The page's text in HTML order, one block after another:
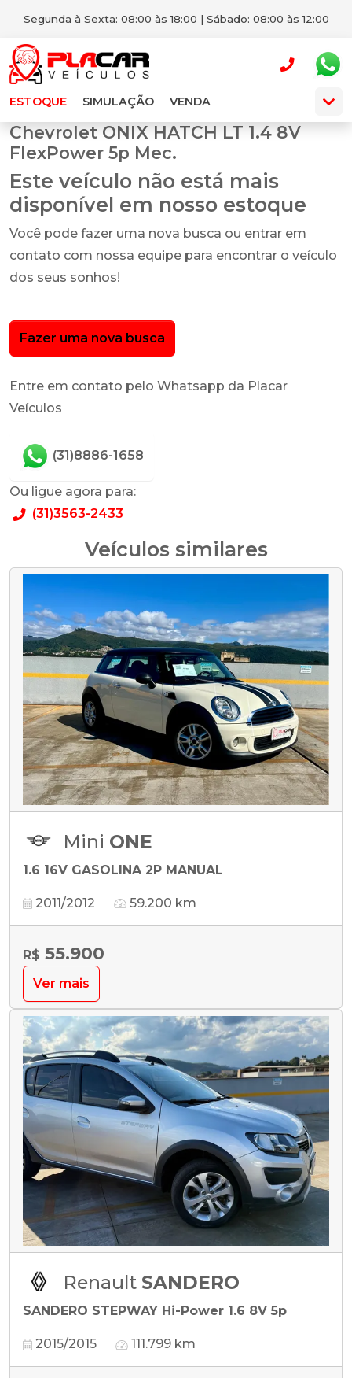
Segunda à Sexta: 08:00 às 18:00 | Sábado: 08:00 às 12:00
ESTOQUE SIMULAÇÃO VENDA
Chevrolet ONIX HATCH LT 1.4 8V
FlexPower 5p Mec.
Este veículo não está mais
disponível em nosso estoque
Você pode fazer uma nova busca ou entrar em
contato com nossa equipe para encontrar o veículo
dos seus sonhos!
Fazer uma nova busca
Entre em contato pelo Whatsapp da Placar
Veículos
(31)8886-1658
Ou ligue agora para:
(31)3563-2433
Veículos similares
Mini ONE
1.6 16V GASOLINA 2P MANUAL
2011/2012 59.200 km
R$ 55.900
Ver mais
Renault SANDERO
SANDERO STEPWAY Hi-Power 1.6 8V 5p
2015/2015 111.799 km